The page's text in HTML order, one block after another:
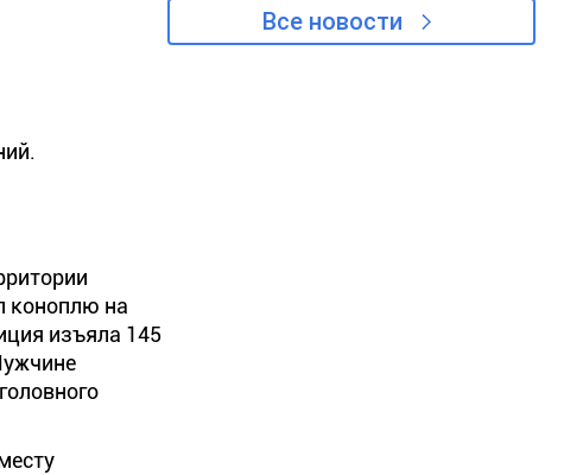
коноплю на
изъяла 145
попасть в Словакию
Все новости